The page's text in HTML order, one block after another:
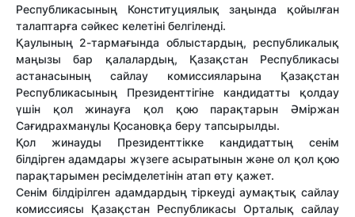
Республикасының Конституциялық заңында қойылған
талаптарға сәйкес келетіні белгіленді.
Қаулының 2-тармағында облыстардың, республикалық
маңызы бар қалалардың, Қазақстан Республикасы
астанасының сайлау комиссияларына Қазақстан
Республикасының Президенттігіне кандидатты қолдау
үшін қол жинауға қол қою парақтарын Әміржан
Сағидрахманұлы Қосановқа беру тапсырылды.
Қол жинауды Президенттікке кандидаттың сенім
білдірген адамдары жүзеге асыратынын және ол қол қою
парақтарымен ресімделетінін атап өту қажет.
Сенім білдірілген адамдардың тіркеуді аумақтық сайлау
комиссиясы Қазақстан Республикасы Орталық сайлау